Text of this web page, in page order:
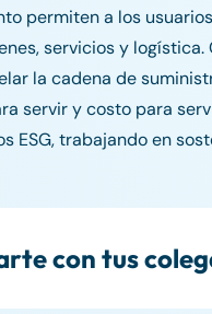
permiten a los
servicios y logística.
la cadena de
servir y costo para
ESG, trabajando en
con tus